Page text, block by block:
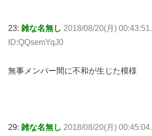
23: 雑な名無し 2018/08/20(月)
ID:QQsemYqJ0
無事メンバー間に不和が生じた模様
29: 雑な名無し 2018/08/20(月)